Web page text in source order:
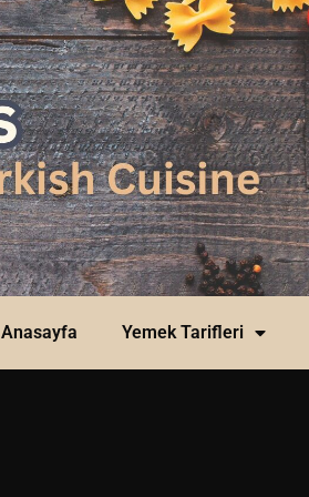
Anasayfa Yemek Tarifleri